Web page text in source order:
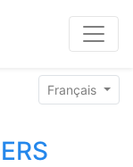
Français